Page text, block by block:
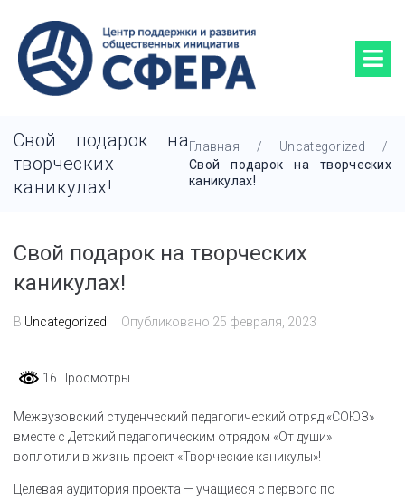
Свой подарок на
творческих
каникулах!
Главная / Uncategorized
/
Свой подарок на творческих
каникулах!
Свой подарок на творческих
каникулах!
В Uncategorized Опубликовано 25 февраля, 2023
16 Просмотры
Межвузовский студенческий педагогический отряд «СОЮЗ»
вместе с Детский педагогическим отрядом «От души»
воплотили в жизнь проект «Творческие каникулы»!
Целевая аудитория проекта — учащиеся с первого по